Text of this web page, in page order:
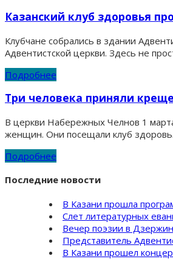
Казанский клуб здоровья
Клубчане собрались в здании
Адвентистской церкви. Здесь не
Подробнее
Три человека приняли
В церкви Набережных Челнов 1
женщин. Они посещали клуб
Подробнее
Последние новости
В Казани прошла
Слет литературных
Вечер поэзии в
Представитель
В Казани прошел